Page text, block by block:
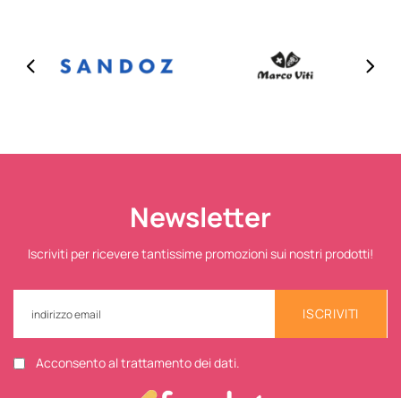
Newsletter
Iscriviti per ricevere tantissime promozioni sui nostri prodotti!
ISCRIVITI
Acconsento al trattamento dei dati.